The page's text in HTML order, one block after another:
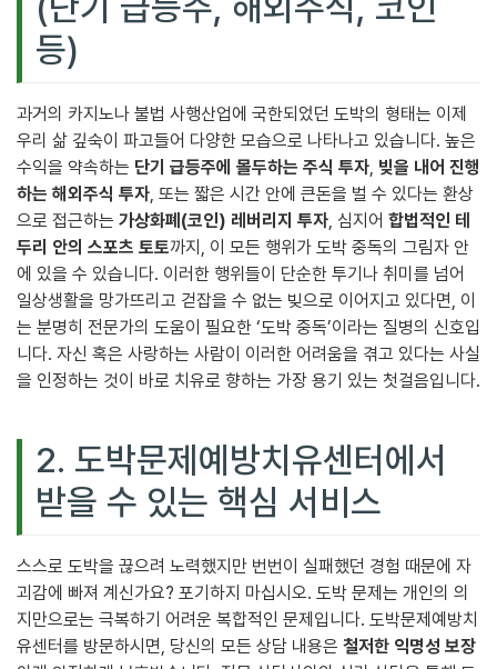
등)
과거의 카지노나 불법 사행산업에 국한되었던 도박의 형태는 이제
우리 삶 깊숙이 파고들어 다양한 모습으로 나타나고 있습니다. 높은
수익을 약속하는 단기 급등주에 몰두하는 주식 투자 빚을 내어 진행
하는 해외주식 투자 , 또는 짧은 시간 안에 큰돈을 벌 수 있다는 환상
으로 접근하는 가상화폐(코인) 레버리지 투자 , 심지어 합법적인 테
두리 안의 스포츠 토토까지, 이 모든 행위가 도박 중독의 그림자 안
에 있을 수 있습니다. 이러한 행위들이 단순한 투기나 취미를 넘어
일상생활을 망가뜨리고 걷잡을 수 없는 빚으로 이어지고 있다면, 이
는 분명히 전문가의 도움이 필요한 ‘도박 중독’이라는 질병의 신호입
니다. 자신 혹은 사랑하는 사람이 이러한 어려움을 겪고 있다는 사실
을 인정하는 것이 바로 치유로 향하는 가장 용기 있는 첫걸음입니다.
2. 도박문제예방치유센터에서
받을 수 있는 핵심 서비스
스스로 도박을 끊으려 노력했지만 번번이 실패했던 경험 때문에 자
괴감에 빠져 계신가요? 포기하지 마십시오. 도박 문제는 개인의 의
지만으로는 극복하기 어려운 복합적인 문제입니다. 도박문제예방치
유센터를 방문하시면, 당신의 모든 상담 내용은 철저한 익명성 보장